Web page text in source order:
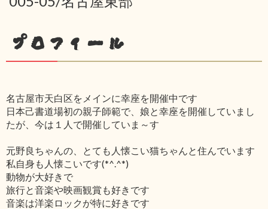
プロフィール
名古屋市天白区をメインに幸座を開催中です
日本己書道場初の親子師範で、娘と幸座を開催していまし
たが、今は１人で開催していま～す
元野良ちゃんの、とても人懐こい猫ちゃんと住んでいます
私自身も人懐こいです(*^.^*)
動物が大好きで
旅行と音楽や映画観賞も好きです
音楽は洋楽ロックが特に好きです